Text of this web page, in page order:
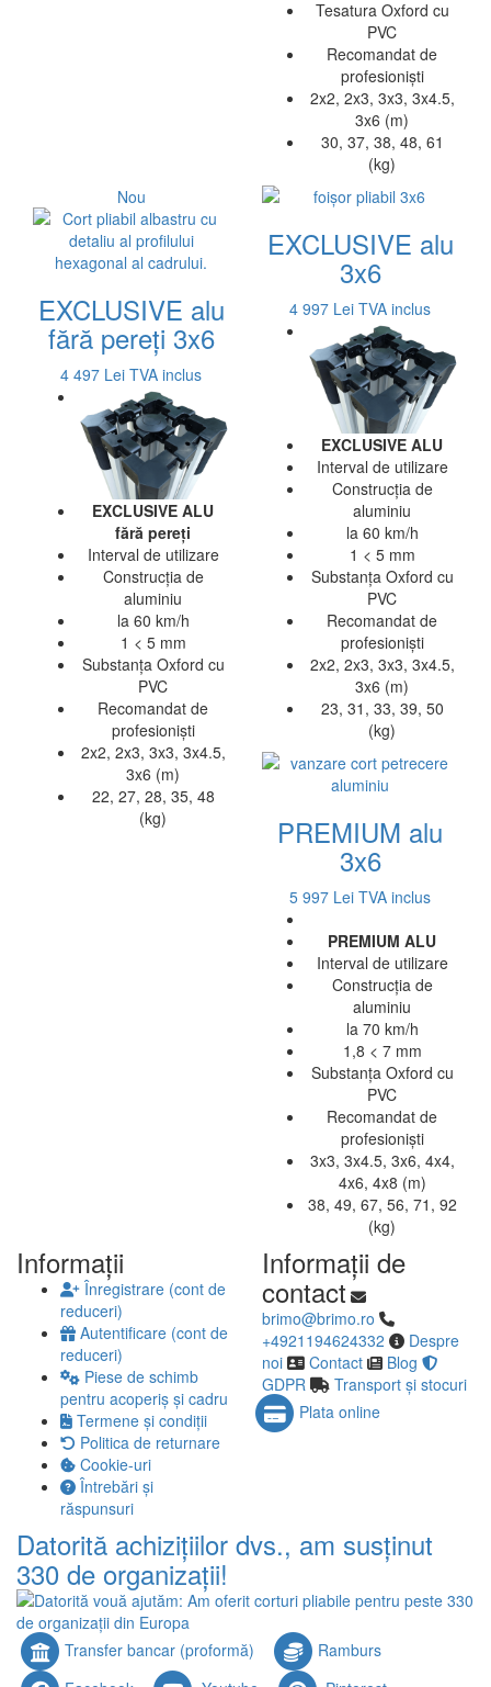
Tesatura Oxford cu
PVC
Recomandat de
profesioniști
2x2, 2x3, 3x3, 3x4.5,
3x6 (m)
30, 37, 38, 48, 61
(kg)
Nou
EXCLUSIVE alu
fără pereți 3x6
4 497 Lei TVA inclus
EXCLUSIVE ALU
fără pereți
Interval de utilizare
Construcția de
aluminiu
la 60 km/h
1 < 5 mm
Substanța Oxford cu
PVC
Recomandat de
profesioniști
2x2, 2x3, 3x3, 3x4.5,
3x6 (m)
22, 27, 28, 35, 48
(kg)
EXCLUSIVE alu
3x6
4 997 Lei TVA inclus
EXCLUSIVE ALU
Interval de utilizare
Construcția de
aluminiu
la 60 km/h
1 < 5 mm
Substanța Oxford cu
PVC
Recomandat de
profesioniști
2x2, 2x3, 3x3, 3x4.5,
3x6 (m)
23, 31, 33, 39, 50
(kg)
PREMIUM alu
3x6
5 997 Lei TVA inclus
PREMIUM ALU
Interval de utilizare
Construcția de
aluminiu
la 70 km/h
1,8 < 7 mm
Substanța Oxford cu
PVC
Recomandat de
profesioniști
3x3, 3x4.5, 3x6, 4x4,
4x6, 4x8 (m)
38, 49, 67, 56, 71, 92
(kg)
Informaţii
Înregistrare (cont de
reduceri)
Autentificare (cont de
reduceri)
Piese de schimb
pentru acoperiș și cadru
Termene și condiții
Politica de returnare
Cookie-uri
Întrebări și
răspunsuri
Informaţii de
contact
brimo@brimo.ro
+4921194624332
Despre
noi
Contact
Blog
GDPR
Transport și stocuri
Datorită achizițiilor dvs., am susținut
330 de organizații!
Plata online
Transfer bancar (proformă)
Ramburs